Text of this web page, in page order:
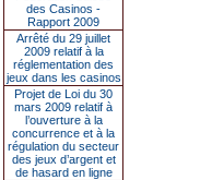
des Casinos -
Rapport 2009
Arrêté du 29 juillet
2009 relatif à la
réglementation des
jeux dans les casinos
Projet de Loi du 30
mars 2009 relatif à
l’ouverture à la
concurrence et à la
régulation du secteur
des jeux d’argent et
de hasard en ligne